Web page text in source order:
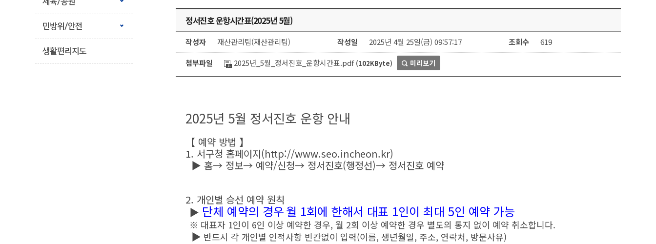
민방위/안전
생활편리지도
정서진호 운항시간표(2025년 5월)
작성자 재산관리팀(재산관리팀) 작성일 2025년 4월 25일(금) 09:57:17 조회수 619
첨부파일 2025년_5월_정서진호_운항시간표.pdf (102KByte) 미리보기
2025년 5월 정서진호 운항 안내
【 예약 방법 】
1. 서구청 홈페이지(http://www.seo.incheon.kr)
▶ 홈→ 정보→ 예약/신청→ 정서진호(행정선)→ 정서진호 예약
2. 개인별 승선 예약 원칙
▶ 단체 예약의 경우월 1회에 한해서 대표 1인이 최대 5인 예약 가능
※ 대표자 1인이 6인 이상 예약한 경우, 월 2회 이상 예약한 경우 별도의 통지 없이 예약 취소합니다.
▶ 반드시 각 개인별 인적사항 빈칸없이 입력(이름, 생년월일, 주소, 연락처, 방문사유)